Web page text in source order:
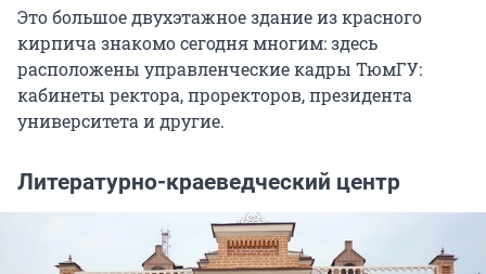
Это большое двухэтажное здание из красного
кирпича знакомо сегодня многим: здесь
расположены управленческие кадры ТюмГУ:
кабинеты ректора, проректоров, президента
университета и другие.
Литературно-краеведческий центр